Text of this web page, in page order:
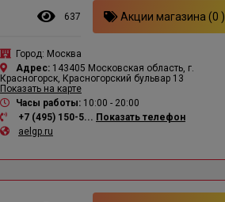
637 Акции магазина (0 )
Город: Москва
Адрес: 143405 Московская область, г.
Красногорск, Красногорский бульвар 13
Показать на карте
Часы работы: 10:00 - 20:00
+7 (495) 150-5... Показать телефон
aelgp.ru